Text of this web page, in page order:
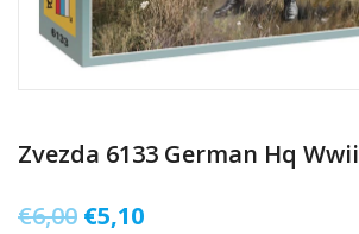
Zvezda 6133 German Hq Wwii
€6,00 Il
€5,10Il